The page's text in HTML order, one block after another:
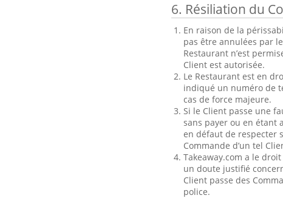
6. Résiliation du
En raison de la
pas être annulées par
Restaurant n’est
Client est autorisée.
Le Restaurant est en
indiqué un numéro de
cas de force majeure.
Si le Client passe une
sans payer ou en étant
en défaut de respecter
Commande d’un tel
Takeaway.com a le
un doute justifié
Client passe des
police.